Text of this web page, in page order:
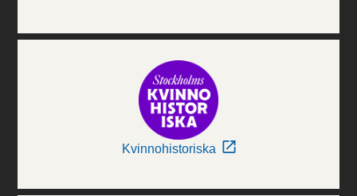
Kvinnohistoriska